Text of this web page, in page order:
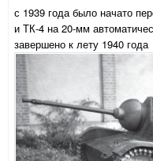
с 1939 года было начато
и ТК-4 на 20-мм
завершено к лету 1940 года